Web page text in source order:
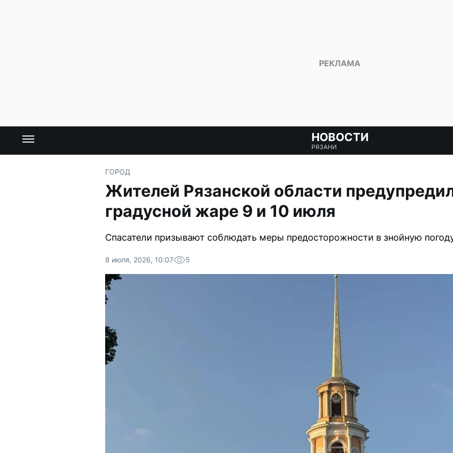
НОВОСТИ
РЯЗАНИ
ГОРОД
Жителей Рязанской области
градусной жаре 9 и 10 июля
Спасатели призывают соблюдать меры предосторожности в знойную
8 июля, 2026, 10:07 5